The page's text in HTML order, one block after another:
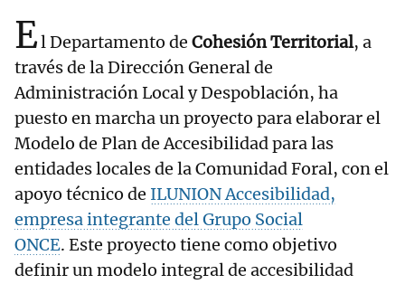
El Departamento de Cohesión Territorial, a
través de la Dirección General de
Administración Local y Despoblación, ha
puesto en marcha un proyecto para elaborar el
Modelo de Plan de Accesibilidad para las
entidades locales de la Comunidad Foral, con el
apoyo técnico de ILUNION Accesibilidad,
empresa integrante delGrupo Social
ONCE. Este proyecto tiene como objetivo
definir un modelo integral de accesibilidad